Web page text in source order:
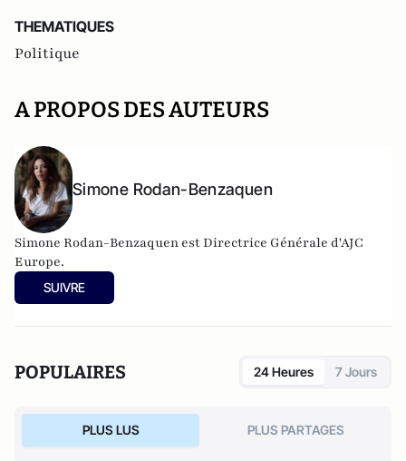
THEMATIQUES
Politique
A PROPOS DES AUTEURS
Simone Rodan-Benzaquen
Simone Rodan-Benzaquen est Directrice Générale d'AJC
Europe.
SUIVRE
POPULAIRES 24 Heures 7 Jours
PLUS LUS PLUS PARTAGES